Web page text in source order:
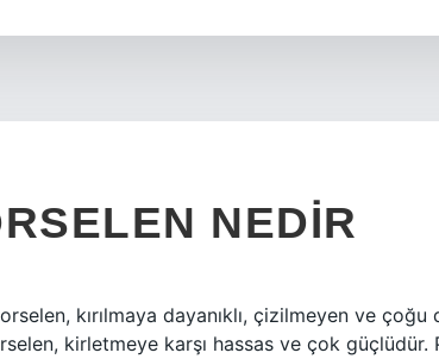
NEDIR
kırılmaya dayanıklı, çizilmeyen ve
kirletmeye karşı hassas ve çok güçlüdür.